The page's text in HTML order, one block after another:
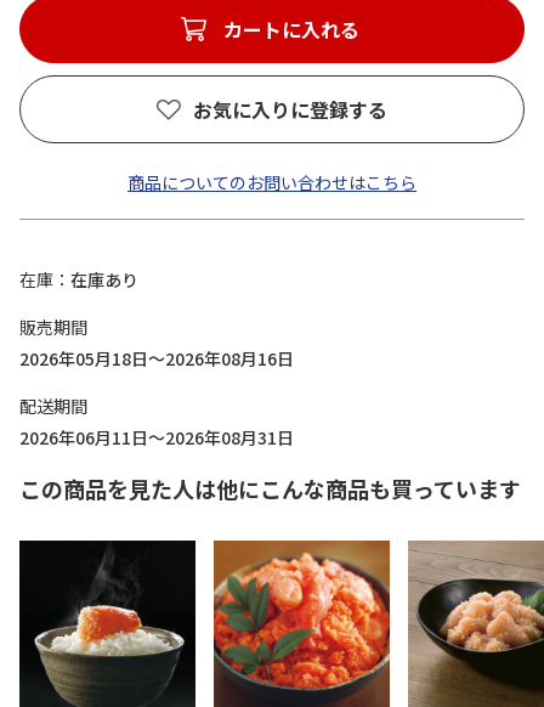
カートに入れる
お気に入りに登録する
商品についてのお問い合わせはこちら
在庫
在庫あり
販売期間
2026年05月18日～2026年08月16日
配送期間
2026年06月11日～2026年08月31日
この商品を見た人は他にこんな商品も買っています